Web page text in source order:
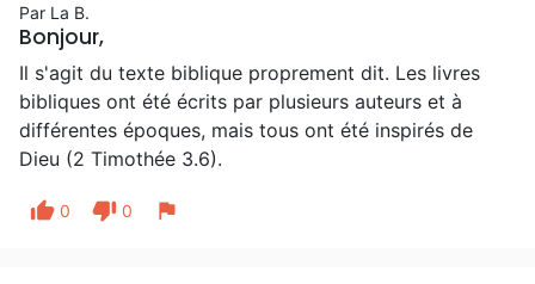
Par La B.
Bonjour,
Il s'agit du texte biblique proprement dit. Les livres
bibliques ont été écrits par plusieurs auteurs et à
différentes époques, mais tous ont été inspirés de
Dieu (2 Timothée 3.6).
thumb_up 0 thumb_down 0 flag